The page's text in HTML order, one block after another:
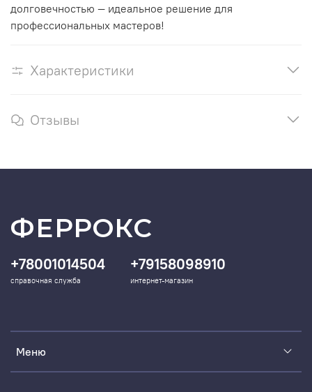
долговечностью — идеальное решение для
профессиональных мастеров!
Характеристики
Отзывы
Меню
+78001014504
справочная служба
+79158098910
интернет-магазин
ФЕРРОКС